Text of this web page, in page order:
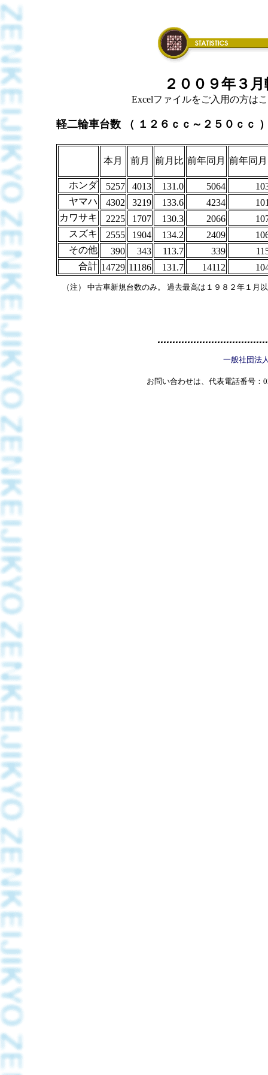
２００９年３
Excelファイルをご入用の方は
軽二輪車台数 （ １２６ｃｃ～２５０ｃｃ
本月 前月 前月比 前年同月 前年同
ホンダ 5257 4013 131.0 5064
ヤマハ
4302 3219 133.6 4234
カワサキ
2225 1707 130.3 2066
スズキ
2555 1904 134.2 2409
その他
390 343 113.7 339
合計 14729 11186 131.7 14112
（注） 中古車新規台数のみ。 過去最高は１９８２年１月
一般社団法
お問い合わせは、代表電話番号：